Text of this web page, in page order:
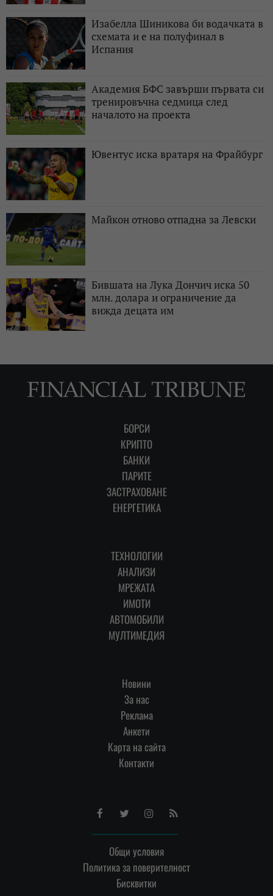
Изабелла Шиникова би водачката в
схемата и е на полуфинал в
Испания
Академия БФС завърши първата си
тренировъчна седмица след
началото на проекта
Ювентус иска вратаря на Фрайбург
Майкон отново отпадна за Левски
Бившата на Лука Дончич иска 50
млн. долара и ограничение да
вижда децата им
БОРСИ
КРИПТО
БАНКИ
ПАРИТЕ
ЗАСТРАХОВАНЕ
ЕНЕРГЕТИКА
ТЕХНОЛОГИИ
АНАЛИЗИ
МРЕЖАТА
ИМОТИ
АВТОМОБИЛИ
МУЛТИМЕДИЯ
Новини
За нас
Реклама
Анкети
Карта на сайта
Контакти
FacebookTwitterInstagram
RSS
Общи условия
Политика за поверителност
Бисквитки